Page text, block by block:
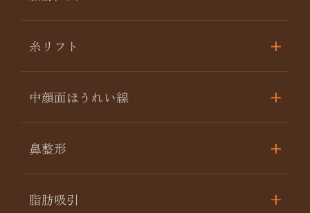
糸リフト
中顔面ほうれい線
鼻整形
脂肪吸引